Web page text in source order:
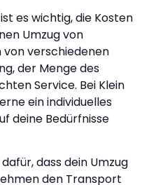
es wichtig, die Kosten
Umzug von
verschiedenen
der Menge des
Service. Bei Klein
ein individuelles
deine Bedürfnisse
dass dein Umzug
den Transport